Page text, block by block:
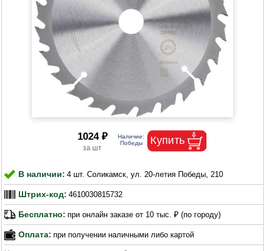
1024 ₽
В наличии: 4 шт. Соликамск, ул. 20-летия Победы, 210
Штрих-код: 4610030815732
Бесплатно: при онлайн заказе от 10 тыс. ₽ (по городу)
Оплата: при получении наличными либо картой